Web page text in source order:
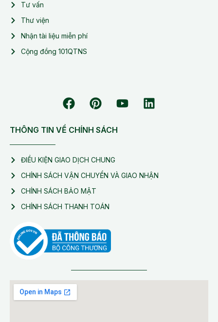
Tư vấn
Thư viện
Nhận tài liệu miễn phí
Cộng đồng 101QTNS
THÔNG TIN VỀ CHÍNH SÁCH
ĐIỀU KIỆN GIAO DỊCH CHUNG
CHÍNH SÁCH VẬN CHUYỂN VÀ GIAO NHẬN
CHÍNH SÁCH BẢO MẬT
CHÍNH SÁCH THANH TOÁN